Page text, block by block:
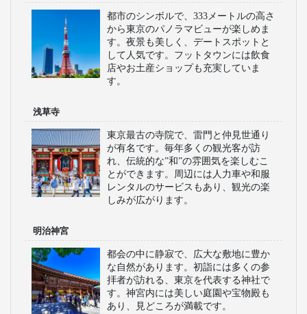
都市のシンボルで、333メートルの高さ
から東京のパノラマビューが楽しめま
す。夜景も美しく、デートスポットと
して人気です。フットタウンには飲食
店やお土産ショップも充実していま
す。
浅草寺
東京最古の寺院で、雷門と仲見世通り
が有名です。毎年多くの観光客が訪
れ、伝統的な”和”の雰囲気を楽しむこ
とができます。周辺には人力車や和服
レンタルのサービスもあり、観光の楽
しみが広がります。
明治神宮
都会の中に静寂で、広大な敷地に豊か
な自然があります。初詣には多くの参
拝者が訪れる、東京を代表する神社で
す。神宮内には美しい庭園や宝物殿も
あり、見どころが満載です。